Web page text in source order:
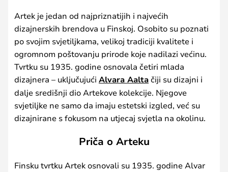
Artek je jedan od najpriznatijih i najvećih
dizajnerskih brendova u Finskoj. Osobito su poznati
po svojim svjetiljkama, velikoj tradiciji kvalitete i
ogromnom poštovanju prirode koje nadilazi većinu.
Tvrtku su 1935. godine osnovala četiri mlada
dizajnera – uključujući Alvara Aaltačiji su dizajni i
dalje središnji dio Artekove kolekcije. Njegove
svjetiljke ne samo da imaju estetski izgled, već su
dizajnirane s fokusom na utjecaj svjetla na okolinu.
Priča o Arteku
Finsku tvrtku Artek osnovali su 1935. godine Alvar